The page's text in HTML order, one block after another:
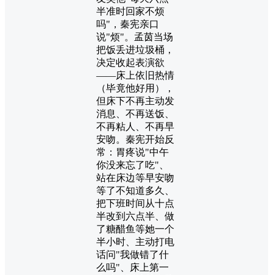
半准时回家不烦
吗"，秦宪亲口
说"烦"。孟茵当场
把饭丢进垃圾桶，
决定收起表演欲
——床上依旧热情
（毕竟他好用），
但床下不再主动发
消息、不再送饭、
不再粘人、不再早
安吻。秦宪开始反
常：胃疼说"中午
你没来忘了吃"、
站在床边等早安吻
等了不知道多久、
把下班时间从十点
半改到六点半、做
了糖醋鱼等她一个
半小时、主动打电
话问"我做错了什
么吗"、床上第一